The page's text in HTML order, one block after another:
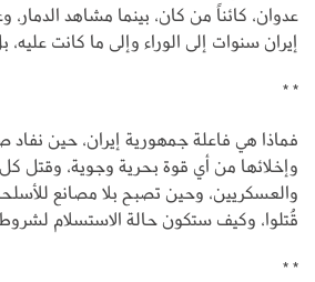
عدوان، كائناً من كان، بينما مشاهد الدمار،
إيران سنوات إلى الوراء وإلى ما كانت
* *
فماذا هي فاعلة جمهورية إيران، حين نفاد
وإخلائها من أي قوة بحرية وجوية، وقتل
والعسكريين، وحين تصبح بلا مصانع
قُتلوا، وكيف ستكون حالة الاستسلام لشروط
* *